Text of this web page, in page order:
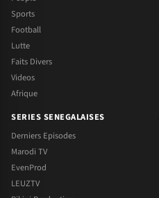
Sports
Football
Lutte
Faits Divers
Videos
Afrique
SERIES SENEGALAISES
Derniers Episodes
Marodi TV
EvenProd
LEUZTV